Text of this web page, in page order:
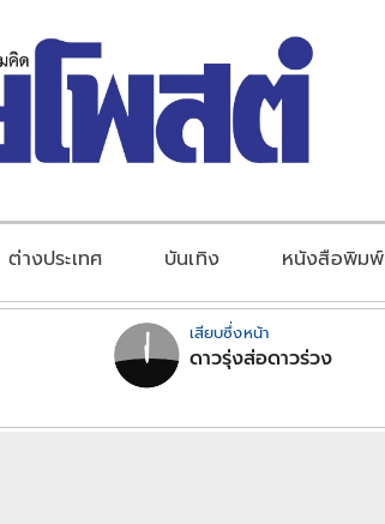
ต่างประเทศ บันเทิง หนังสือพิมพ์
เสียบซึ่งหน้า
ดาวรุ่งส่อดาวร่วง